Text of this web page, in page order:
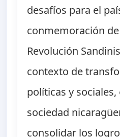
desafíos para el
conmemoración
Revolución
contexto de
políticas y sociales,
sociedad
consolidar los